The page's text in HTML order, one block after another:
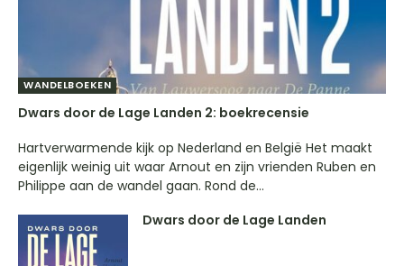
WANDELBOEKEN
Dwars door de Lage Landen 2: boekrecensie
Hartverwarmende kijk op Nederland en België Het maakt
eigenlijk weinig uit waar Arnout en zijn vrienden Ruben en
Philippe aan de wandel gaan. Rond de...
Dwars door de Lage Landen